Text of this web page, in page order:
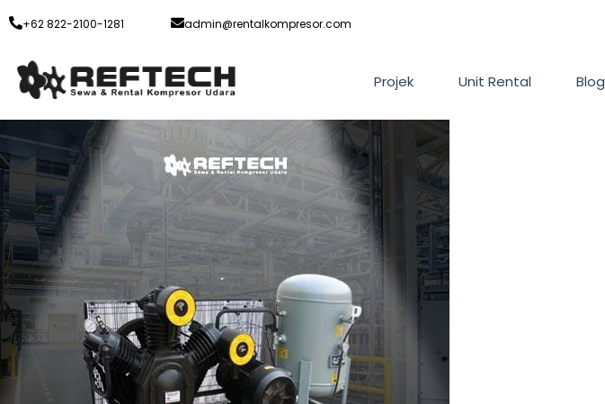
+62 822-2100-1281 admin@rentalkompresor.com
Projek Unit Rental Blog